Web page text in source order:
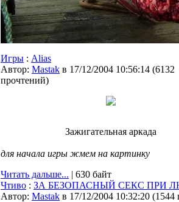
Игры : Alias
Автор: Мastak в 17/12/2004 10:56:14 (6132
прочтений)
Зажигательная аркада
для начала игры жмем на картинку
Читать дальше... | 630 байт
Чтиво : ЗА БЕЗОПАСНЫЙ СЕКС ПРИ
Автор: Мastak в 17/12/2004 10:32:20 (1544